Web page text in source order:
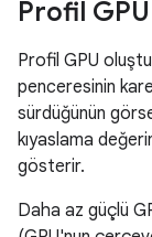
Profil
Profil GPU
penceresinin
sürdüğünün
kıyaslama
gösterir.
Daha az güçlü